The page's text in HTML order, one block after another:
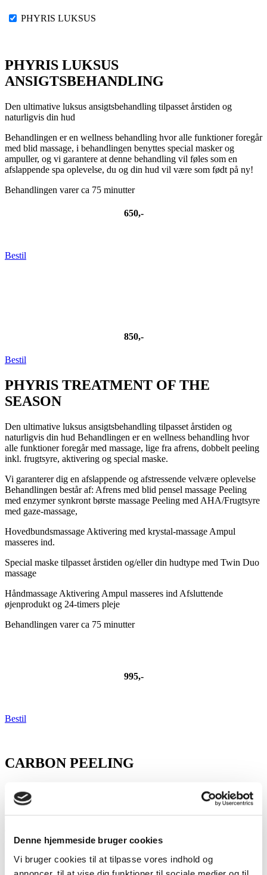
Denne hjemmeside bruger cookies
Vi bruger cookies til at tilpasse vores indhold og
PHYRIS LUKSUS
PHYRIS LUKSUS
ANSIGTSBEHANDLING
Den ultimative luksus ansigtsbehandling tilpasset årstiden og
naturligvis din hud
Behandlingen er en wellness behandling hvor alle funktioner foregår
med blid massage, i behandlingen benyttes special masker og
ampuller, og vi garantere at denne behandling vil føles som en
afslappende spa oplevelse, du og din hud vil være som født på ny!
Behandlingen varer ca 75 minutter
650,-
Bestil
850,-
Bestil
PHYRIS TREATMENT OF THE
SEASON
Den ultimative luksus ansigtsbehandling tilpasset årstiden og
naturligvis din hud Behandlingen er en wellness behandling hvor
alle funktioner foregår med massage, lige fra afrens, dobbelt peeling
inkl. frugtsyre, aktivering og special maske.
Vi garanterer dig en afslappende og afstressende velvære oplevelse
Behandlingen består af: Afrens med blid pensel massage Peeling
med enzymer synkront børste massage Peeling med AHA/Frugtsyre
med gaze-massage,
Hovedbundsmassage Aktivering med krystal-massage Ampul
masseres ind.
Special maske tilpasset årstiden og/eller din hudtype med Twin Duo
massage
Håndmassage Aktivering Ampul masseres ind Afsluttende
øjenprodukt og 24-timers pleje
Behandlingen varer ca 75 minutter
995,-
Bestil
CARBON PEELING
Prøv den populære Carbon Peeling med aktivt kul og frugtsyre.
opstrammende og regenererende på huden!
Behandlingen varer ca 30 minutter